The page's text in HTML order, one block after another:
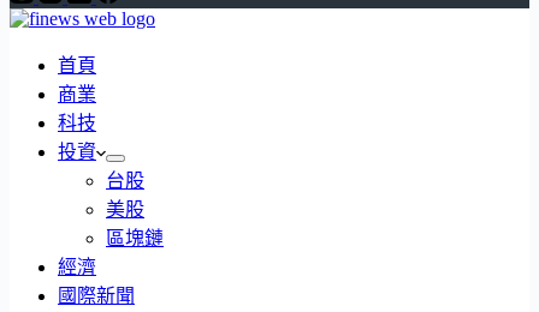
首頁
商業
科技
投資
台股
美股
區塊鏈
經濟
國際新聞